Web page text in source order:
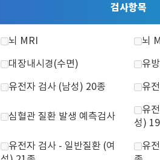
검사항목
뇌 MRI 뇌
대장내시경(수면) 유
유전자 검사 (남성) 20종 유
심혈관 질환 발생 예측검사
유
성)
유전자 검사 - 일반질환 (여
유